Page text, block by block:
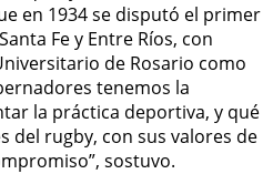
en 1934 se disputó el primer
Fe y Entre Ríos, con
de Rosario como
tenemos la
la práctica deportiva, y qué
del rugby, con sus valores de
sostuvo.